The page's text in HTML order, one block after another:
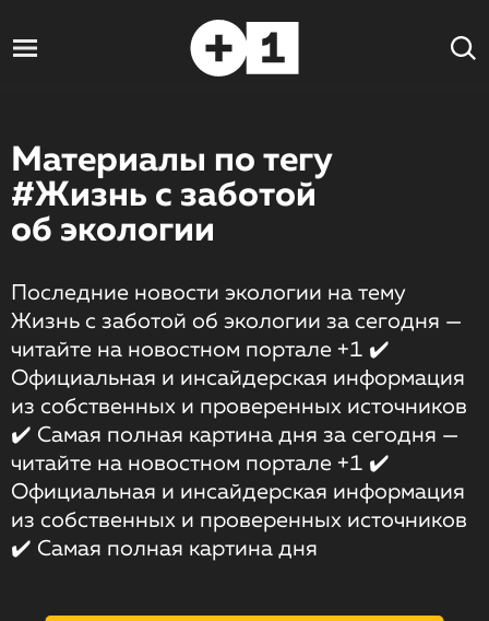
Материалы по тегу
#Жизнь с заботой
об экологии
Последние новости экологии на тему
Жизнь с заботой об экологии за сегодня —
читайте на новостном портале +1 ✔️
Официальная и инсайдерская информация
из собственных и проверенных источников
✔️ Самая полная картина дня за сегодня —
читайте на новостном портале +1 ✔️
Официальная и инсайдерская информация
из собственных и проверенных источников
✔️ Самая полная картина дня